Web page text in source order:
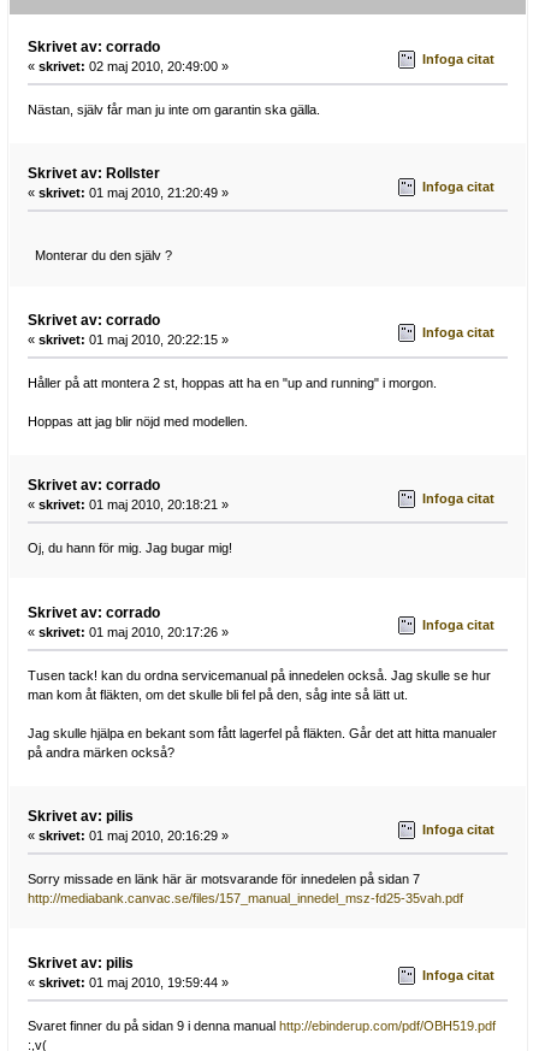
Skrivet av: corrado
« skrivet: 02 maj 2010, 20:49:00 » Infoga citat
Nästan, själv får man ju inte om garantin ska gälla.
Skrivet av: Rollster
« skrivet: 01 maj 2010, 21:20:49 » Infoga citat
Monterar du den själv ?
Skrivet av: corrado
« skrivet: 01 maj 2010, 20:22:15 » Infoga citat
Håller på att montera 2 st, hoppas att ha en "up and running" i morgon.
Hoppas att jag blir nöjd med modellen.
Skrivet av: corrado
« skrivet: 01 maj 2010, 20:18:21 » Infoga citat
Oj, du hann för mig. Jag bugar mig!
Skrivet av: corrado
« skrivet: 01 maj 2010, 20:17:26 » Infoga citat
Tusen tack! kan du ordna servicemanual på innedelen också. Jag skulle se hur
man kom åt fläkten, om det skulle bli fel på den, såg inte så lätt ut.
Jag skulle hjälpa en bekant som fått lagerfel på fläkten. Går det att hitta manualer
på andra märken också?
Skrivet av: pilis
« skrivet: 01 maj 2010, 20:16:29 » Infoga citat
Sorry missade en länk här är motsvarande för innedelen på sidan 7
http://mediabank.canvac.se/files/157_manual_innedel_msz-fd25-35vah.pdf
Skrivet av: pilis
« skrivet: 01 maj 2010, 19:59:44 » Infoga citat
Svaret finner du på sidan 9 i denna manual http://ebinderup.com/pdf/OBH519.pdf
:,v(